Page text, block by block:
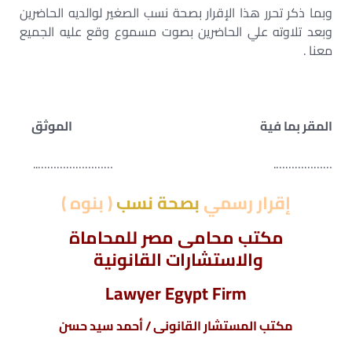
وبما ذكر تحرر هذا الإقرار بصحة نسب الصغير لوالديه الحاضرين
وبعد تلاوته علي الحاضرين بصوت مسموع وقع عليه الجميع
معنا .
المقر بما فية
الموثق
………………. ……………………..
إقرار رسميبصحة نسب( بنوه )
مكتب محامى مصر للمحاماة
والاستشارات القانونية
Lawyer Egypt Firm
مكتب المستشار القانونى / أحمد سيد حسن